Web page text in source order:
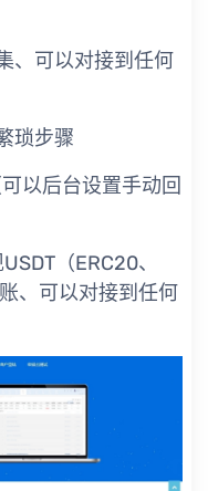
、可以对接到任何
琐步骤
以后台设置手动回
（ERC20、
、可以对接到任何